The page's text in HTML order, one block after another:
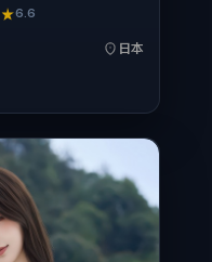
重关系线。故事类型
背景为日本。上映时
奏张弛有度。
6.6
日本